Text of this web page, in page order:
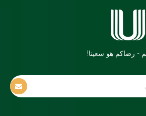
- رضاكم هو سعينا!